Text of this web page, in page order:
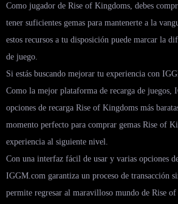
Como jugador de Rise of Kingdoms, debes
tener suficientes gemas para mantenerte a la
estos recursos a tu disposición puede marcar la
de juego.
Si estás buscando mejorar tu experiencia con
Como la mejor plataforma de recarga de juegos,
opciones de recarga Rise of Kingdoms más
momento perfecto para comprar gemas Rise of
experiencia al siguiente nivel.
Con una interfaz fácil de usar y varias opciones de
IGGM.com garantiza un proceso de transacción
permite regresar al maravilloso mundo de Rise